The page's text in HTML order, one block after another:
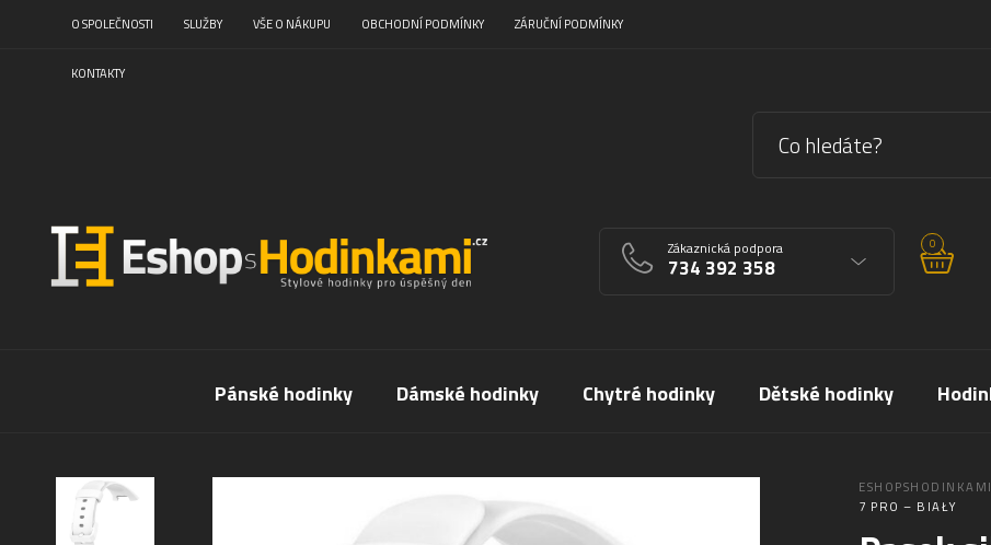
O SPOLEČNOSTI SLUŽBY VŠE O NÁKUPU OBCHODNÍ PODMÍNKY ZÁRUČNÍ PODMÍNKY
KONTAKTY
Zákaznická podpora
734 392 358
0
Pánské hodinky Dámské hodinky Chytré hodinky Dětské hodinky
7 PRO – BIAŁY